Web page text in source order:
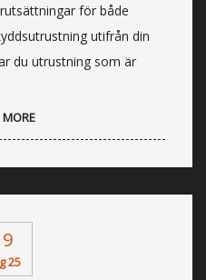
för både
utifrån din
du utrustning som är
MORE
25